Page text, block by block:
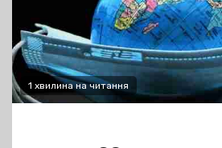
1 хвилина на читання